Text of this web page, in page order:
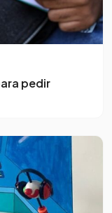
pedir